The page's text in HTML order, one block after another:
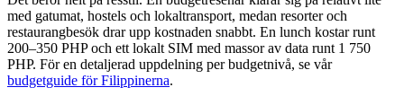
med gatumat, hostels och lokaltransport, medan resorter och
restaurangbesök drar upp kostnaden snabbt. En lunch kostar runt
200–350 PHP och ett lokalt SIM med massor av data runt 1 750
PHP. För en detaljerad uppdelning per budgetnivå, se vår
budgetguide för Filippinerna.